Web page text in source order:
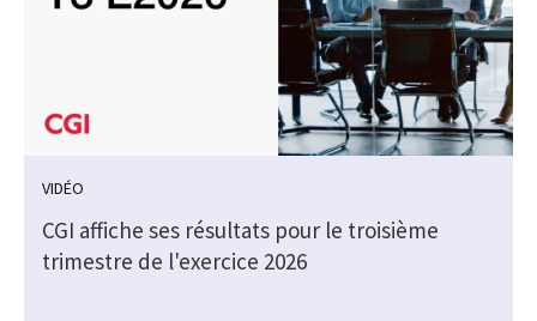
VIDÉO
CGI affiche ses résultats pour le troisième
trimestre de l'exercice 2026